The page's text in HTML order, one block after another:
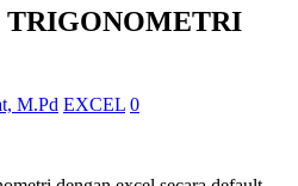
M.Pd EXCEL 0